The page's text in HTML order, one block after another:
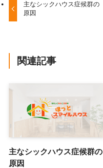
主なシックハウス症候群の
原因
関連記事
主なシックハウス症候群の
原因